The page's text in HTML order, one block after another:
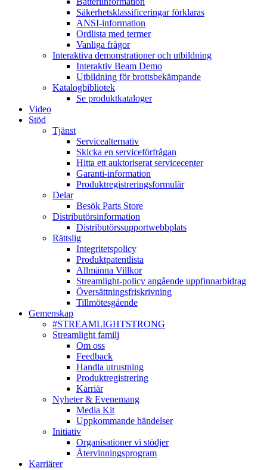
Säkerhetsklassificeringar förklaras
ANSI-information
Ordlista med termer
Vanliga frågor
Interaktiva demonstrationer och utbildning
Interaktiv Beam Demo
Utbildning för brottsbekämpande
Katalogbibliotek
Se produktkataloger
Video
Stöd
Tjänst
Servicealternativ
Skicka en serviceförfrågan
Hitta ett auktoriserat servicecenter
Garanti-information
Produktregistreringsformulär
Delar
Besök Parts Store
Distributörsinformation
Distributörssupportwebbplats
Rättslig
Integritetspolicy
Produktpatentlista
Allmänna Villkor
Streamlight-policy angående uppfinnarbidrag
Översättningsfriskrivning
Tillmötesgående
Gemenskap
#STREAMLIGHTSTRONG
Streamlight familj
Om oss
Feedback
Handla utrustning
Produktregistrering
Karriär
Nyheter & Evenemang
Media Kit
Uppkommande händelser
Initiativ
Organisationer vi stödjer
Återvinningsprogram
Karriärer